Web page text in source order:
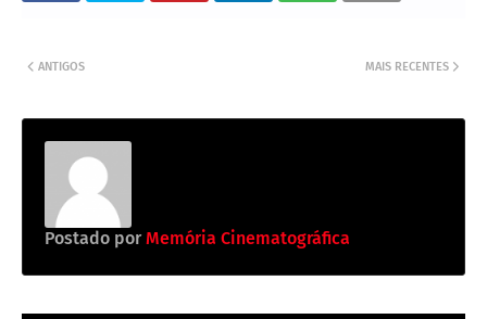
MAIS RECENTES
ANTIGOS
Postado por Memória Cinematográfica